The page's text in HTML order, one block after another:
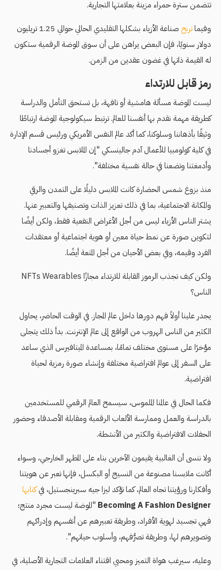
تتضمن سترة حمراء مزينة بعلامتها التجارية.
وفيماتربح
صناعة الأزياء بشكلها التقليدي الحالي حوالي 1.25 تريليون
دولار سنويًا، فإن البعض يراهن على أن سوق الموضة الرقمية ستكون
له القيمة ذاتها في غضون عقدين من الزمن.
رمز قابل للارتداء
ليست الموضة مسألة هامشية أو تافهة، بل تستحق التأمل والدراسة
كطريقة مهمة نقدم بها أنفسنا للعالم. ترتبط سيكولوجية الموضة ارتباطًا
وثيقًا بأذهاننا وسلوكنا، كما أكد عالم النفس الأمريكي ورئيس قسم الإدارة
في كلية كولومبيا للأعمال آدم جالينسكي "إن الملابس تغزو أجسادنا
وأدمغتنا وتضعنا في حالة نفسية مختلفة".
منذ بزوغ شمس الحضارة كانت الملابس دليلًا على التمدن والرقي
والمكانة الاجتماعية، بما في ذلك تعزيز الذات وتصنيفها والتعبير عنها.
يشتر الناس الأزياء ليس من أجل الأغراض النفعية فقط، ولكن أيضًا
لتكوين صورة عن نمط حياة معين أو هوية اجتماعية أو معتقدات
الفرد وقيمه، وفي بعض الأحيان من أجل المتعة أيضًا.
ولكن كيف تجذب الرموز القابلة للارتداء مجازًا NFTs Wearables
الناس؟
يجدر علينا أولاً فهم دورها داخل عالم المجاز. في الوقت الحاضر، يحاول
الكثير من الناس الهروب من الواقع إلى عالم الإنترنت. بدأ ذلك يتجلى
مؤخرًا على مستوى مختلف تمامًا، بمساعدة الميتافيرس الذي ساعد
على السفر إلى عوالم افتراضية مختلفة وإنشاء صورة رمزية لحياة
افتراضية.
فكما الحال في عالمنا الملموس، سيسمح العالم الرقمي للمستخدمين
بالدراسة والعمل وممارسة الألعاب الرقمية ومقابلة الأصدقاء وحضور
الحفلات الافتراضية والكثير من الأنشطة.
ولا ننسى أن الغالبية يقيمون الآخرين بناء على المظهر الخارجي، وسواء
أكانت ملابسنا مصنوعة من النسيج أو البكسل، فإنها تعبر عن هويتنا
وأفكارنا ورؤيتنا تجاه العالم، كما تؤكد ليزا جيه سبرينجستيل، فيكتابها
Becoming A Fashion Designer "الموضة ليست مجرد منتج؛
فهي تجسيد لهوية الأفراد، وطريقة تعبيرهم عن أنفسهم وإدراكهم
وتصويرهم لها، وطريقة تصرُّفهم، وأسلوب حياتهم".
وعليه، سيرغب هواة التميز ومحبي اقتناء العلامات التجارية الأصلية، في